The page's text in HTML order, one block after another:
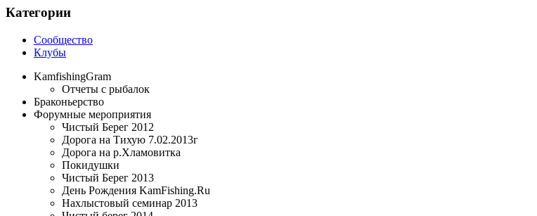
Категории
Сообщество
Клубы
KamfishingGram
Отчеты с рыбалок
Браконьерство
Форумные мероприятия
Чистый Берег 2012
Дорога на Тихую 7.02.2013г
Дорога на р.Хламовитка
Покидушки
Чистый Берег 2013
День Рождения KamFishing.Ru
Нахлыстовый семинар 2013